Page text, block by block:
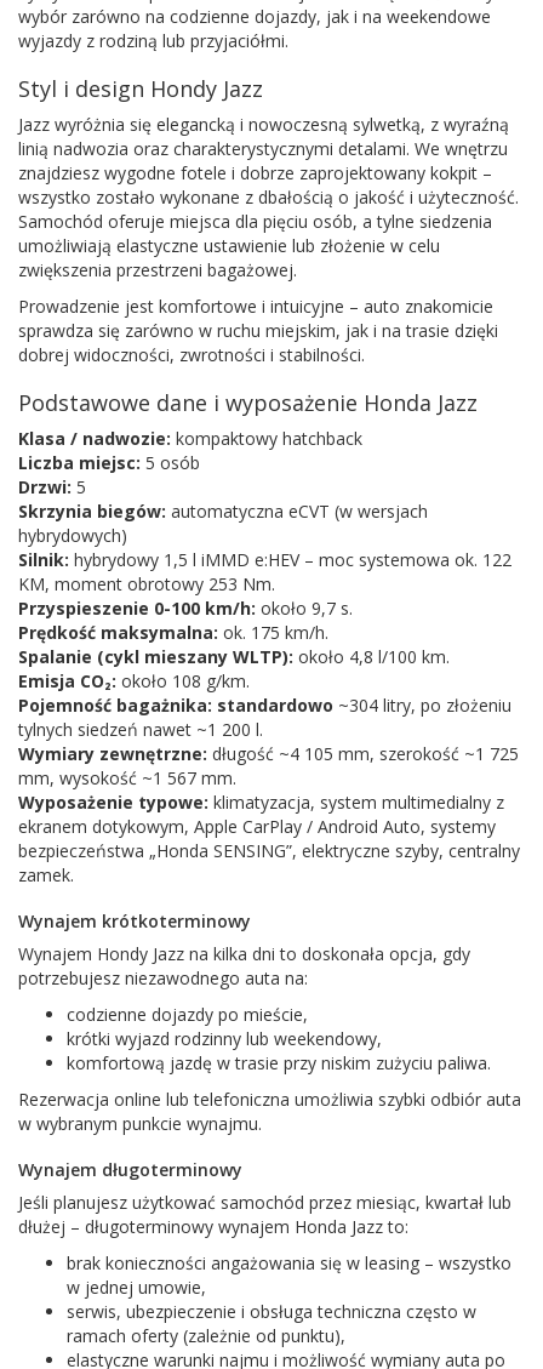
wybór zarówno na codzienne dojazdy, jak i na weekendowe
wyjazdy z rodziną lub przyjaciółmi.
Styl i design Hondy Jazz
Jazz wyróżnia się elegancką i nowoczesną sylwetką, z wyraźną
linią nadwozia oraz charakterystycznymi detalami. We wnętrzu
znajdziesz wygodne fotele i dobrze zaprojektowany kokpit –
wszystko zostało wykonane z dbałością o jakość i użyteczność.
Samochód oferuje miejsca dla pięciu osób, a tylne siedzenia
umożliwiają elastyczne ustawienie lub złożenie w celu
zwiększenia przestrzeni bagażowej.
Prowadzenie jest komfortowe i intuicyjne – auto znakomicie
sprawdza się zarówno w ruchu miejskim, jak i na trasie dzięki
dobrej widoczności, zwrotności i stabilności.
Podstawowe dane i wyposażenie Honda Jazz
Klasa / nadwozie: kompaktowy hatchback
Liczba miejsc: 5 osób
Drzwi: 5
Skrzynia biegów: automatyczna eCVT (w wersjach
hybrydowych)
Silnik: hybrydowy 1,5 l iMMD e:HEV – moc systemowa ok. 122
KM, moment obrotowy 253 Nm.
Przyspieszenie 0-100 km/h: około 9,7 s.
Prędkość maksymalna: ok. 175 km/h.
Spalanie (cykl mieszany WLTP): około 4,8 l/100 km.
Emisja CO₂: około 108 g/km.
Pojemność bagażnika: standardowo ~304 litry, po złożeniu
tylnych siedzeń nawet ~1 200 l.
Wymiary zewnętrzne: długość ~4 105 mm, szerokość ~1 725
mm, wysokość ~1 567 mm.
Wyposażenie typowe: klimatyzacja, system multimedialny z
ekranem dotykowym, Apple CarPlay / Android Auto, systemy
bezpieczeństwa „Honda SENSING”, elektryczne szyby, centralny
zamek.
Wynajem krótkoterminowy
Wynajem Hondy Jazz na kilka dni to doskonała opcja, gdy
potrzebujesz niezawodnego auta na:
codzienne dojazdy po mieście,
krótki wyjazd rodzinny lub weekendowy,
komfortową jazdę w trasie przy niskim zużyciu paliwa.
Rezerwacja online lub telefoniczna umożliwia szybki odbiór auta
w wybranym punkcie wynajmu.
Wynajem długoterminowy
Jeśli planujesz użytkować samochód przez miesiąc, kwartał lub
dłużej – długoterminowy wynajem Honda Jazz to:
brak konieczności angażowania się w leasing – wszystko
w jednej umowie,
serwis, ubezpieczenie i obsługa techniczna często w
ramach oferty (zależnie od punktu),
elastyczne warunki najmu i możliwość wymiany auta po